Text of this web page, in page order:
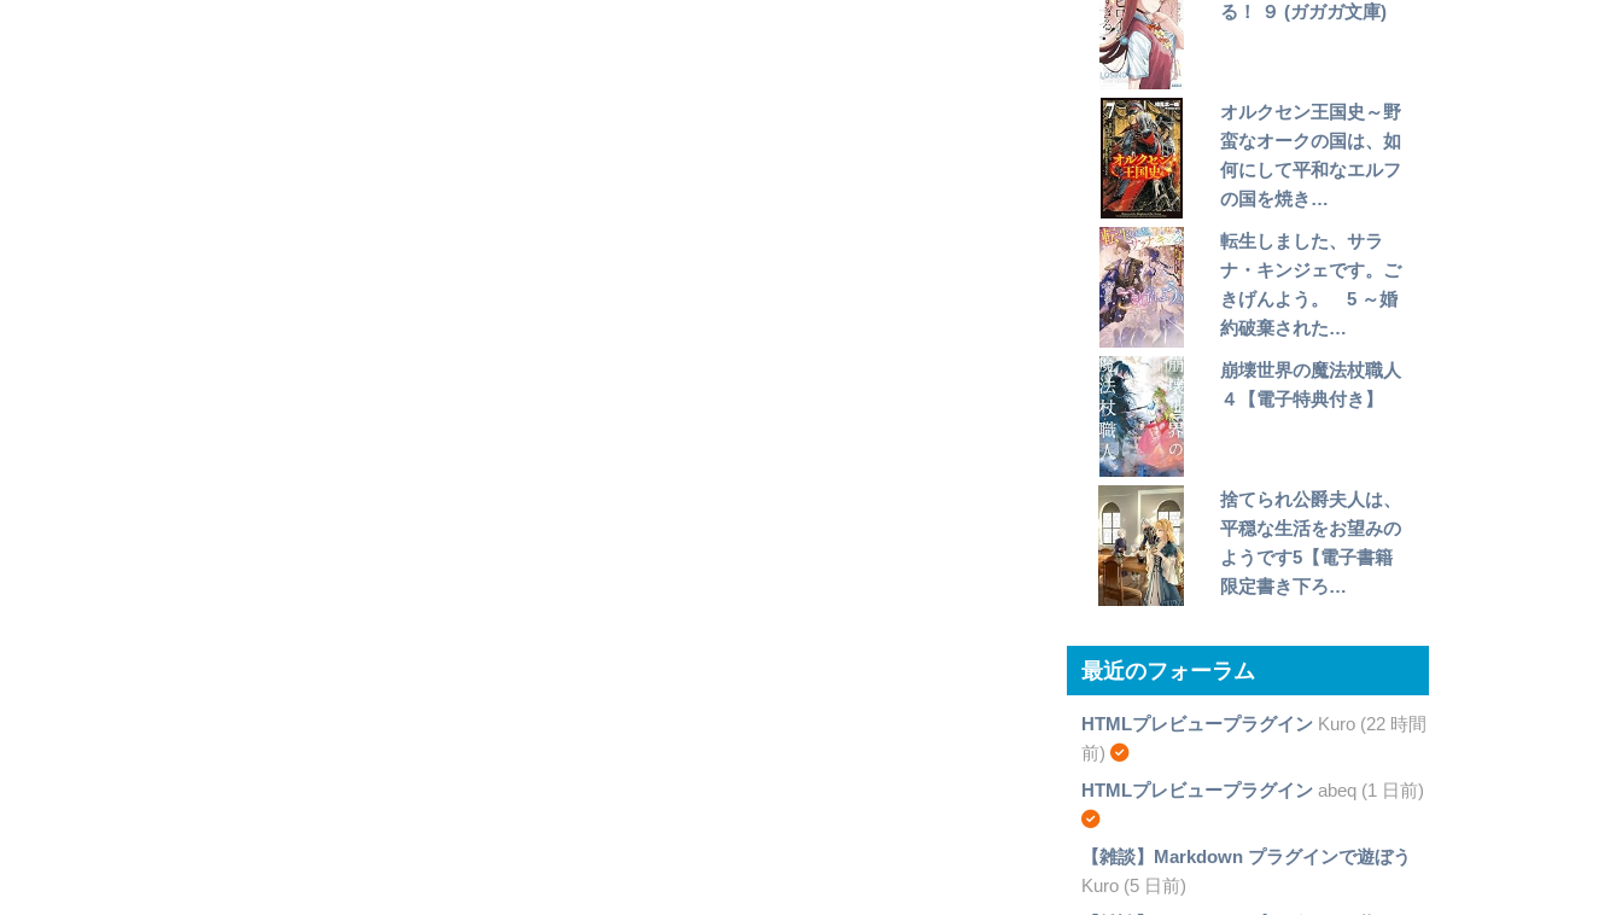
る！ ９ (ガガガ文庫)
オルクセン王国史～野
蛮なオークの国は、如
何にして平和なエルフ
の国を焼き…
転生しました、サラ
ナ・キンジェです。ご
きげんよう。 5 ～婚
約破棄された…
崩壊世界の魔法杖職人
４【電子特典付き】
捨てられ公爵夫人は、
平穏な生活をお望みの
ようです5【電子書籍
限定書き下ろ…
最近のフォーラム
HTMLプレビュープラグインKuro (22 時間
前)
HTMLプレビュープラグインabeq (1 日前)
【雑談】Markdown プラグインで遊ぼう
Kuro (5 日前)